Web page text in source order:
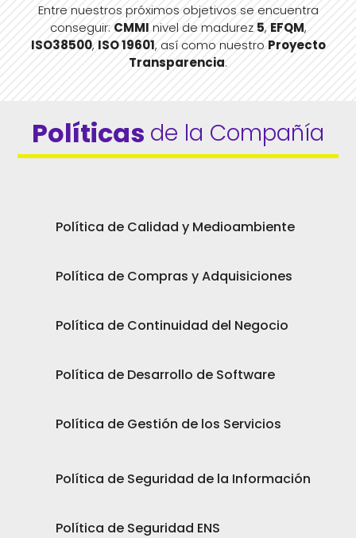
Entre nuestros próximos objetivos se encuentra
conseguir: CMMI nivel de madurez 5, EFQM,
ISO38500, ISO 19601, así como nuestro Proyecto
Transparencia.
Políticas de la Compañía
Política de Calidad y Medioambiente
Política de Compras y Adquisiciones
Política de Continuidad del Negocio
Política de Desarrollo de Software
Política de Gestión de los Servicios
Política de Seguridad de la Información
Política de Seguridad ENS